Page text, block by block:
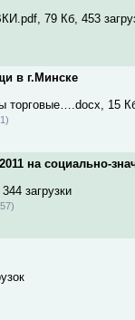
79 Кб, 453
в г.Минске
торговые….docx, 15
на социально-
загрузки